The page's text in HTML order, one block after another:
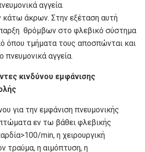
αγγεία.
άκρων. Στην εξέταση αυτή
θρόμβων στο φλεβικό σύστημα
όπου τμήματα τους αποσπώνται και
πνευμονικά αγγεία.
κινδύνου εμφάνισης
για την εμφάνιση πνευμονικής
εν τω βάθει φλεβικής
min, η χειρουργική
τραύμα, η αιμόπτυση, η